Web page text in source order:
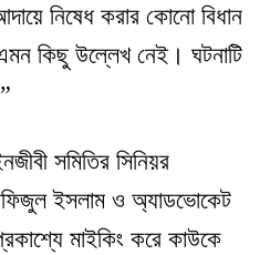
নিষেধ করার কোনো বিধান
কিছু উল্লেখ নেই। ঘটনাটি
সমিতির সিনিয়র
ইসলাম ও অ্যাডভোকেট
মাইকিং করে কাউকে